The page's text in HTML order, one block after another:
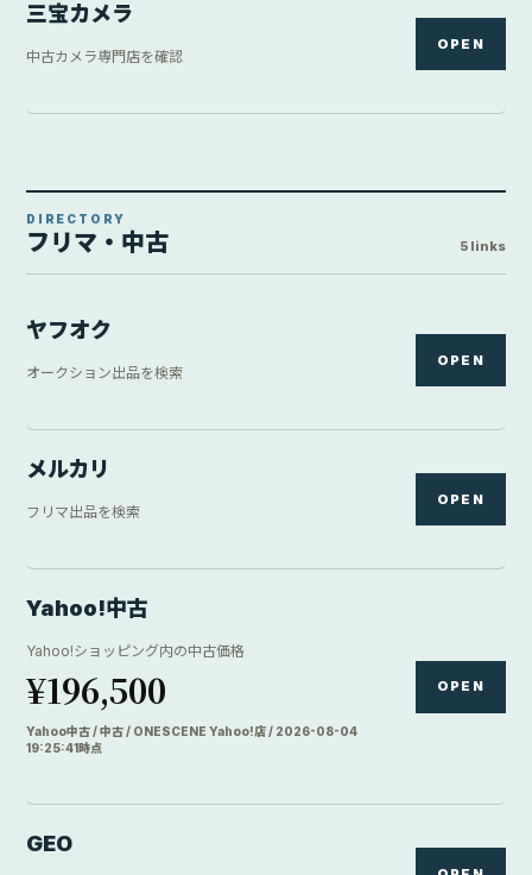
三宝カメラ
中古カメラ専門店を確認
OPEN
DIRECTORY
フリマ・中古 5 links
ヤフオク
オークション出品を検索
OPEN
メルカリ
フリマ出品を検索
OPEN
Yahoo!中古
Yahoo!ショッピング内の中古価格
¥196,500
Yahoo中古 / 中古 / ONESCENE Yahoo!店 / 2026-08-04
19:25:41時点
OPEN
GEO